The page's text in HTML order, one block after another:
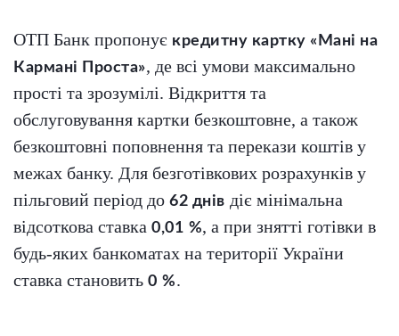
ОТП Банк пропонує кредитну картку «Мані на
Кармані Проста», де всі умови максимально
прості та зрозумілі. Відкриття та
обслуговування картки безкоштовне, а також
безкоштовні поповнення та перекази коштів у
межах банку. Для безготівкових розрахунків у
пільговий період до 62 днів діє мінімальна
відсоткова ставка 0,01 %, а при знятті готівки в
будь-яких банкоматах на території України
ставка становить 0 %.